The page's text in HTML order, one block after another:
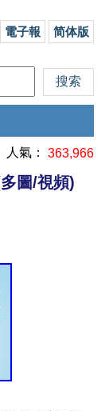
電子報 简体版
人氣： 363,966
圖/視頻)